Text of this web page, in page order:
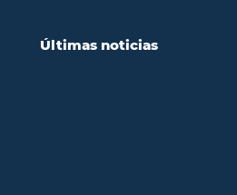
Últimas noticias